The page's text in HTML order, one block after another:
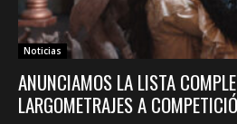
Noticias
ANUNCIAMOS LA LISTA
LARGOMETRAJES A